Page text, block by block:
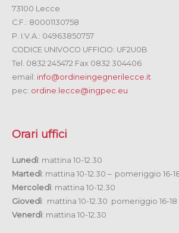
73100 Lecce
C.F.: 80001130758
P. I.V.A.: 04963850757
CODICE UNIVOCO UFFICIO: UF2U0B
Tel. 0832 245472 Fax 0832 304406
email: info@ordineingegnerilecce.it
pec: ordine.lecce@ingpec.eu
Orari uffici
Lunedì: mattina 10-12.30
Martedì: mattina 10-12.30 – pomeriggio 16-
Mercoledì: mattina 10-12.30
Giovedì: mattina 10-12.30 pomeriggio 16-18
Venerdì: mattina 10-12.30